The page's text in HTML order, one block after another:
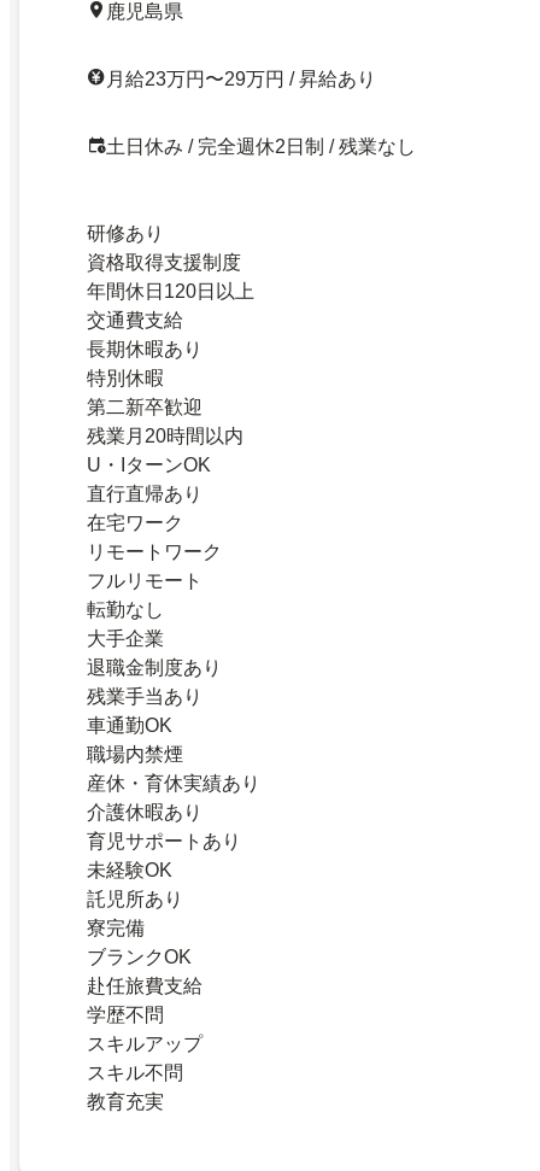
鹿児島県
月給23万円〜29万円 / 昇給あり
土日休み / 完全週休2日制 / 残業なし
研修あり
資格取得支援制度
年間休日120日以上
交通費支給
長期休暇あり
特別休暇
第二新卒歓迎
残業月20時間以内
U・IターンOK
直行直帰あり
在宅ワーク
リモートワーク
フルリモート
転勤なし
大手企業
退職金制度あり
残業手当あり
車通勤OK
職場内禁煙
産休・育休実績あり
介護休暇あり
育児サポートあり
未経験OK
託児所あり
寮完備
ブランクOK
赴任旅費支給
学歴不問
スキルアップ
スキル不問
教育充実